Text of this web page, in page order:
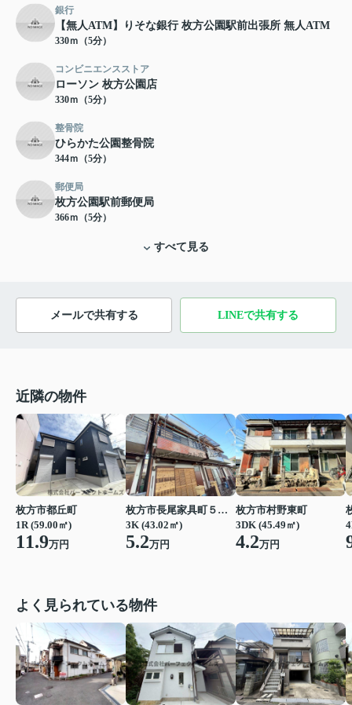
銀行
【無人ATM】りそな銀行 枚方公園駅前出張所 無人ATM
330ｍ（5分）
コンビニエンスストア
ローソン 枚方公園店
330ｍ（5分）
整骨院
ひらかた公園整骨院
344ｍ（5分）
郵便局
枚方公園駅前郵便局
366ｍ（5分）
すべて見る
メールで共有する LINEで共有する
近隣の物件
枚方市都丘町
1R (59.00㎡)
11.9万円
枚方市長尾家具町５丁目
3K (43.02㎡)
5.2万円
枚方市村野東町
3DK (45.49㎡)
4.2万円
よく見られている物件